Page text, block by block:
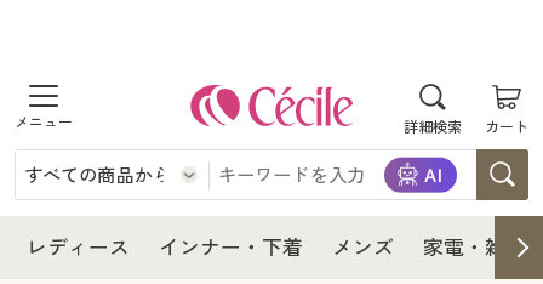
詳細検索 カート
商品を探す
レディース
インナー・下着
レディース インナー・下着 メンズ 家電・雑貨
レディース
レディース通販すべて
レディースファッション
インナー・下着
インナー・下着通販すべて
メンズ